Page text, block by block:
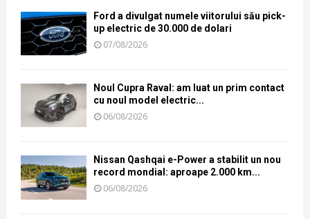
Ford a divulgat numele viitorului său pick-
up electric de 30.000 de dolari
07/08/2026
Noul Cupra Raval: am luat un prim contact
cu noul model electric...
06/08/2026
Nissan Qashqai e-Power a stabilit un nou
record mondial: aproape 2.000 km...
06/08/2026